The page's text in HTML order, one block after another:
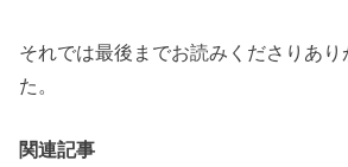
それでは最後までお読みくださりあり
た。
関連記事